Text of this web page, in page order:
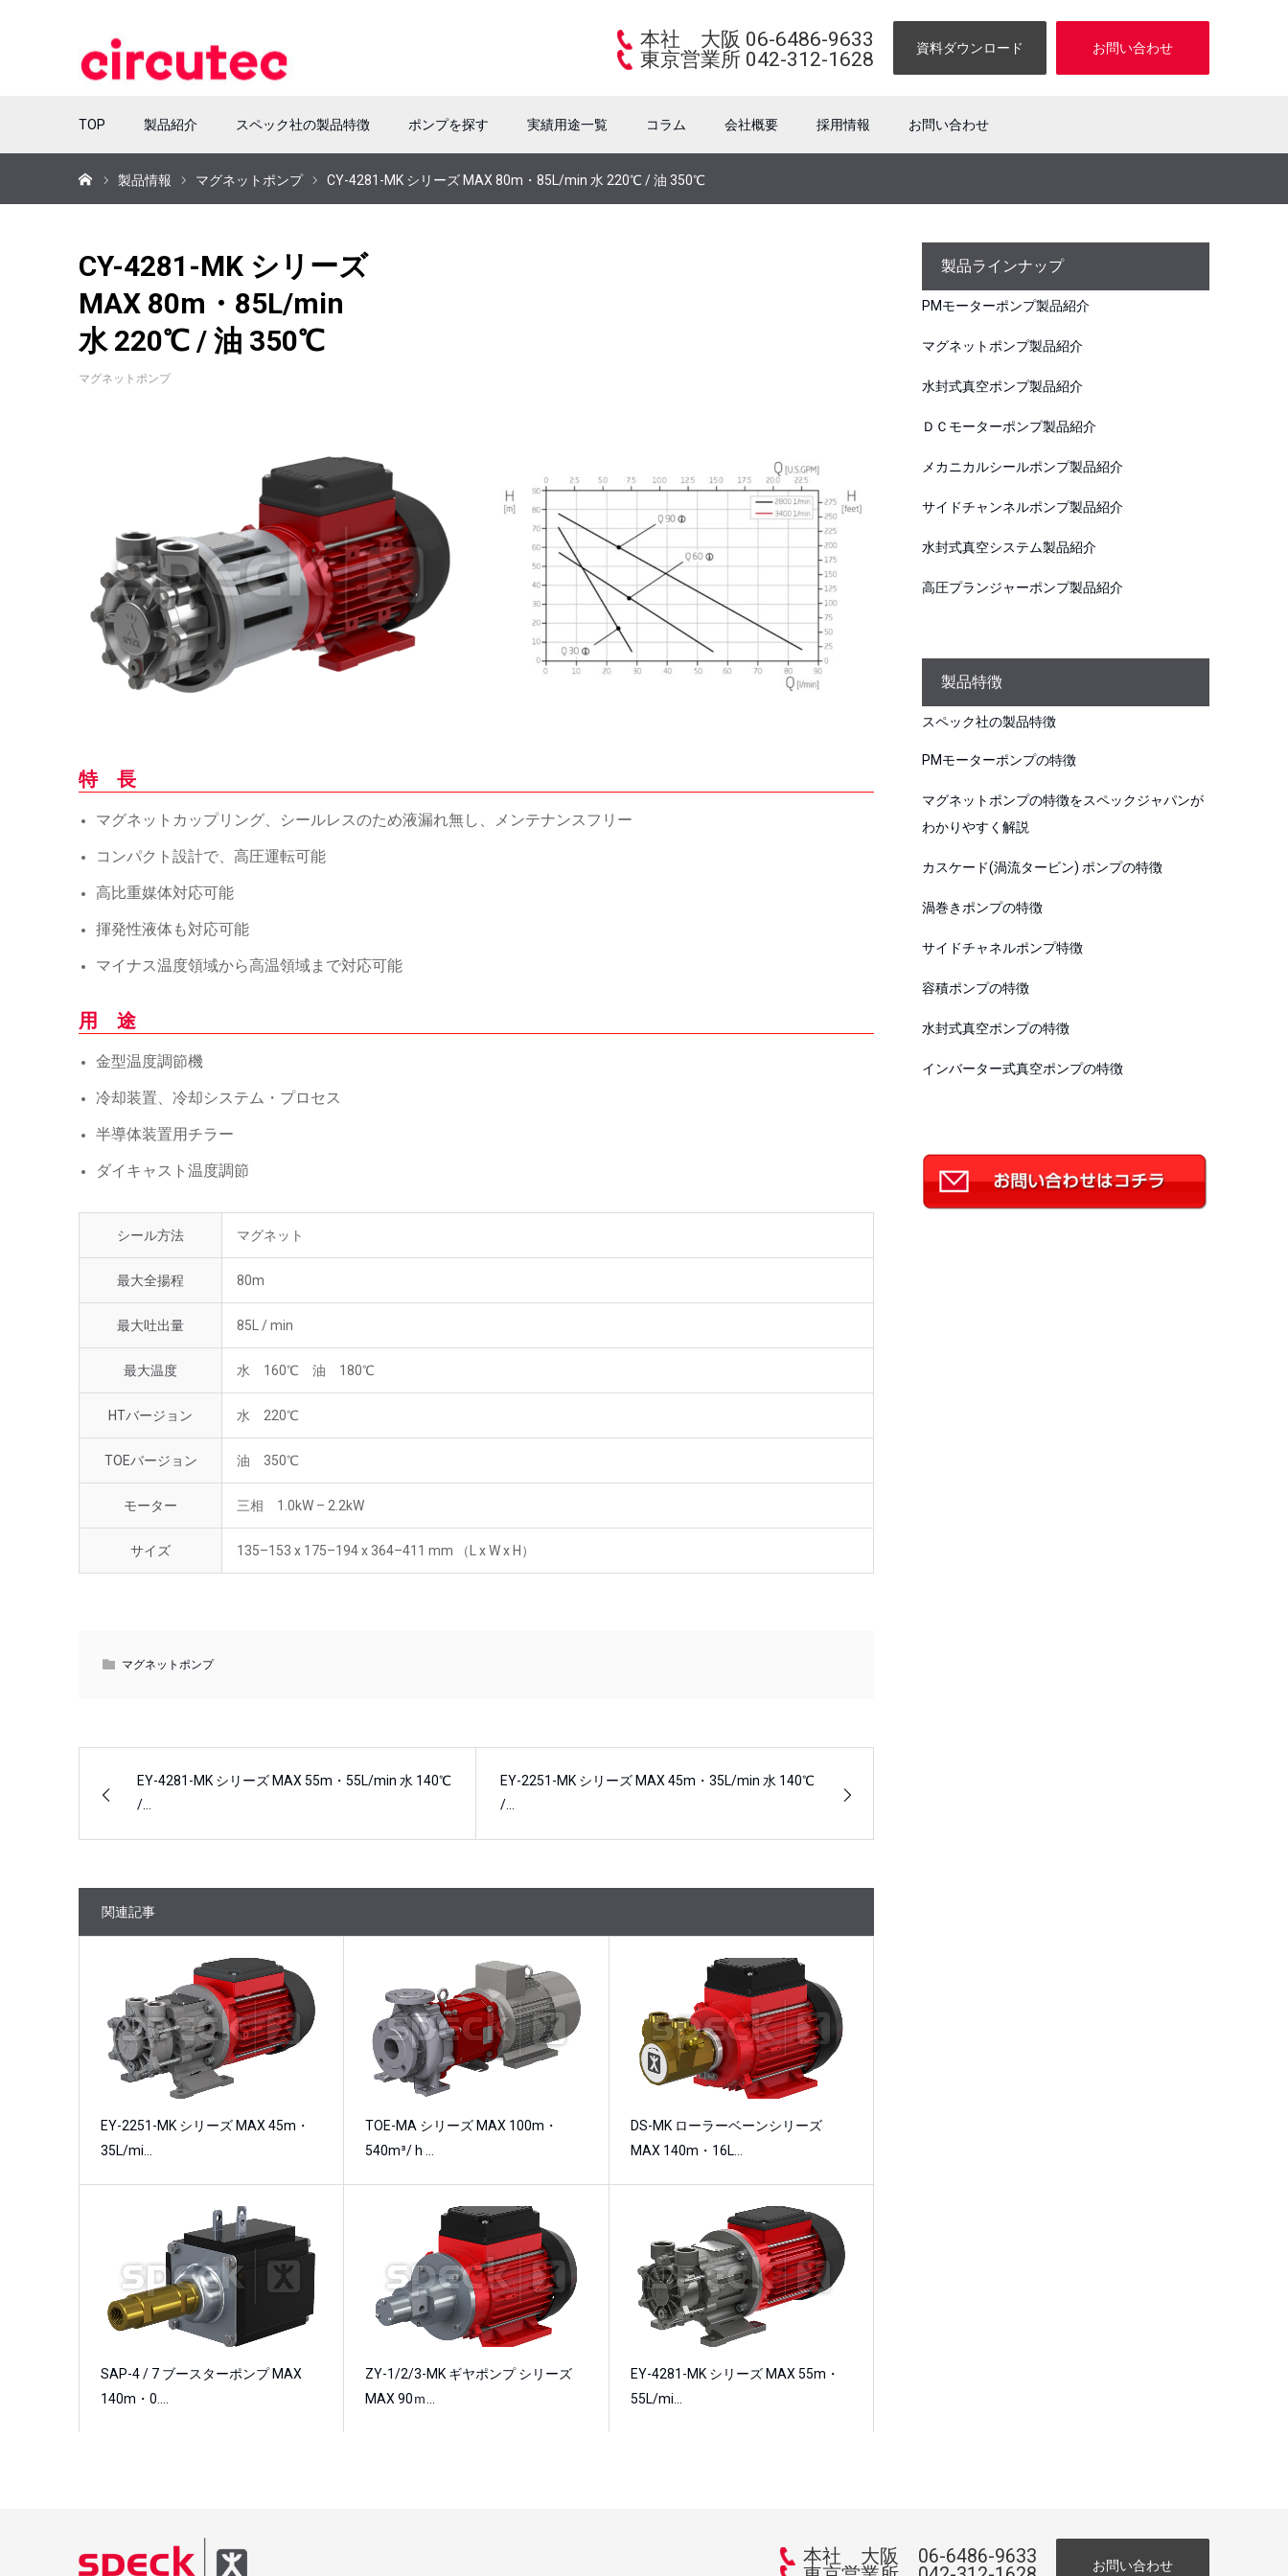
本社 大阪 06-6486-9633
東京営業所 042-312-1628
資料ダウンロード お問い合わせ
TOP 製品紹介 スペック社の製品特徴 ポンプを探す 実績用途一覧 コラム 会社概要 採用情報 お問い合わせ
製品情報 マグネットポンプ CY-4281-MK シリーズ MAX 80m・85L/min 水 220℃ / 油 350℃
CY-4281-MK シリーズ
MAX 80m・85L/min
水 220℃ / 油 350℃
マグネットポンプ
特 長
マグネットカップリング、シールレスのため液漏れ無し、メンテナンスフリー
コンパクト設計で、高圧運転可能
高比重媒体対応可能
揮発性液体も対応可能
マイナス温度領域から高温領域まで対応可能
用 途
金型温度調節機
冷却装置、冷却システム・プロセス
半導体装置用チラー
ダイキャスト温度調節
シール方法 マグネット
最大全揚程 80m
最大吐出量 85L / min
最大温度 水 160℃ 油 180℃
HTバージョン 水 220℃
TOEバージョン 油 350℃
モーター 三相 1.0kW – 2.2kW
サイズ 135–153 x 175–194 x 364–411 mm （L x W x H）
マグネットポンプ
EY-4281-MK シリーズ MAX 55m・55L/min 水 140℃
/…
EY-2251-MK シリーズ MAX 45m・35L/min 水 140℃
/…
関連記事
EY-2251-MK シリーズ MAX 45m・
35L/mi…
TOE-MA シリーズ MAX 100m・
540m³/ h …
DS-MK ローラーベーンシリーズ
MAX 140m・16L…
SAP-4 / 7 ブースターポンプ MAX
140m・0.…
ZY-1/2/3-MK ギヤポンプ シリーズ
MAX 90ｍ…
EY-4281-MK シリーズ MAX 55m・
55L/mi…
製品ラインナップ
PMモーターポンプ製品紹介
マグネットポンプ製品紹介
水封式真空ポンプ製品紹介
ＤＣモーターポンプ製品紹介
メカニカルシールポンプ製品紹介
サイドチャンネルポンプ製品紹介
水封式真空システム製品紹介
高圧プランジャーポンプ製品紹介
製品特徴
スペック社の製品特徴
PMモーターポンプの特徴
マグネットポンプの特徴をスペックジャパンが
わかりやすく解説
カスケード(渦流タービン) ポンプの特徴
渦巻きポンプの特徴
サイドチャネルポンプ特徴
容積ポンプの特徴
水封式真空ポンプの特徴
インバーター式真空ポンプの特徴
本社 大阪 06-6486-9633
お問い合わせ